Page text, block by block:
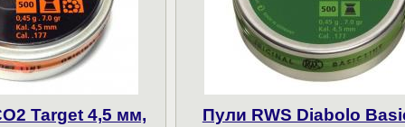
Target 4,5 мм,
Пули RWS Diabolo